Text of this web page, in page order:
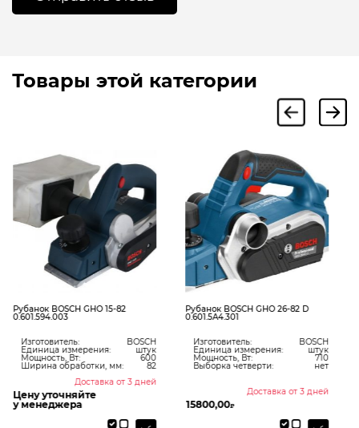
Товары этой категории
Рубанок BOSCH GHO 26-82 D
0.601.5A4.301
Изготовитель:
Единица измерения:
Мощность, Вт:
Выборка четверти:
15800,00
Рубанок Bosch GHO 6500
0.601.596.000
Изготовитель:
Единица измерения:
Число оборотов, об/мин:
Наличие плавного пуска:
Доставка от 3 дней
17997,00